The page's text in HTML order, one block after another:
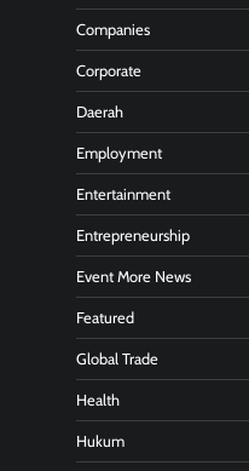
Companies
Corporate
Daerah
Employment
Entertainment
Entrepreneurship
Event More News
Featured
Global Trade
Health
Hukum